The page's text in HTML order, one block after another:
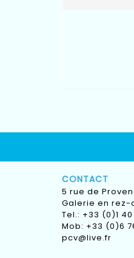
CONTACT
5 rue de
Galerie en
Tel.: +33 (0)1 40
Mob: +33 (0)6
pcv@live.fr